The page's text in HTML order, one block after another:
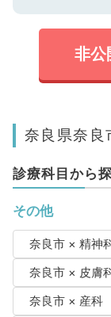
非公
奈良県奈良
診療科目から
その他
奈良市 × 精神
奈良市 × 皮膚
奈良市 × 産科